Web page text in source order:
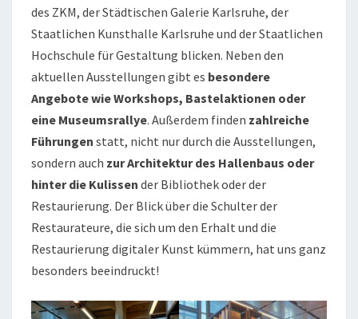
des ZKM, der Städtischen Galerie Karlsruhe, der
Staatlichen Kunsthalle Karlsruhe und der Staatlichen
Hochschule für Gestaltung blicken. Neben den
aktuellen Ausstellungen gibt es besondere
Angebote wie Workshops, Bastelaktionen oder
eine Museumsrallye. Außerdem finden zahlreiche
Führungen statt, nicht nur durch die Ausstellungen,
sondern auch zur Architektur des Hallenbaus oder
hinter die Kulissen der Bibliothek oder der
Restaurierung. Der Blick über die Schulter der
Restaurateure, die sich um den Erhalt und die
Restaurierung digitaler Kunst kümmern, hat uns ganz
besonders beeindruckt!